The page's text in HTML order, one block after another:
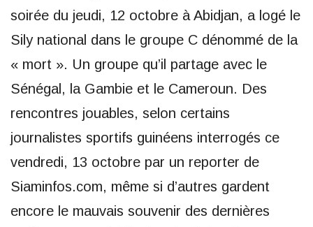
soirée du jeudi, 12 octobre à Abidjan, a logé le
Sily national dans le groupe C dénommé de la
« mort ». Un groupe qu’il partage avec le
Sénégal, la Gambie et le Cameroun. Des
rencontres jouables, selon certains
journalistes sportifs guinéens interrogés ce
vendredi, 13 octobre par un reporter de
Siaminfos.com, même si d’autres gardent
encore le mauvais souvenir des dernières